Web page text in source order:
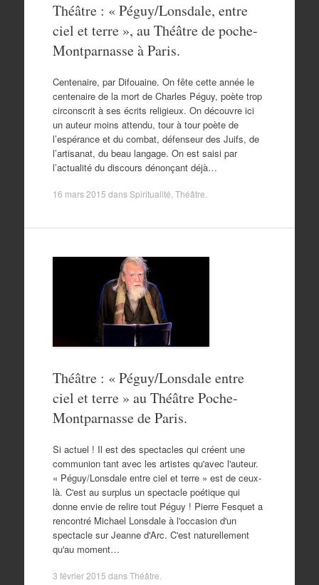
Théâtre : « Péguy/Lonsdale, entre
ciel et terre », au Théâtre de poche-
Montparnasse à Paris.
Centenaire, par Difouaine. On fête cette année le
centenaire de la mort de Charles Péguy, poète trop
circonscrit à ses écrits religieux. On découvre ici
un auteur moins attendu, tour à tour poète de
l’espérance et du combat, défenseur des Juifs, de
l’artisanat, du beau langage. On est saisi par
l’actualité du discours dénonçant déjà…
16 mars 2015 dansSpiritualité Théâtre
Théâtre : « Péguy/Lonsdale entre
ciel et terre » au Théâtre Poche-
Montparnasse de Paris.
Si actuel ! Il est des spectacles qui créent une
communion tant avec les artistes qu'avec l'auteur.
« Péguy/Lonsdale entre ciel et terre » est de ceux-
là. C'est au surplus un spectacle poétique qui
donne envie de relire tout Péguy ! Pierre Fesquet a
rencontré Michael Lonsdale à l'occasion d'un
spectacle sur Jeanne d'Arc. C'est naturellement
qu'au moment…
3 février 2015 dansThéâtre